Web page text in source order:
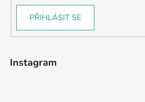
PŘIHLÁSIT SE
Instagram